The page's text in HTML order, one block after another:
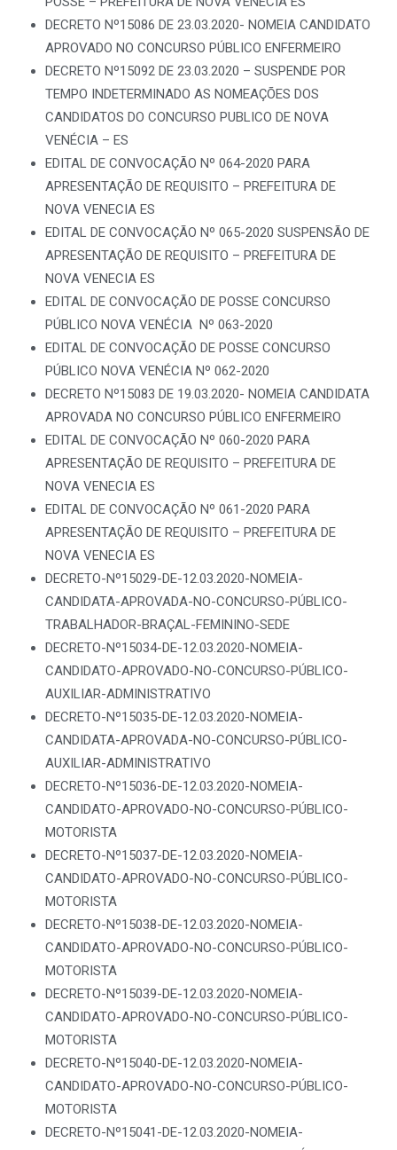
DECRETO Nº15086 DE 23.03.2020- NOMEIA CANDIDATO
APROVADO NO CONCURSO PÚBLICO ENFERMEIRO
DECRETO Nº15092 DE 23.03.2020 – SUSPENDE POR
TEMPO INDETERMINADO AS NOMEAÇÕES DOS
CANDIDATOS DO CONCURSO PUBLICO DE NOVA
VENÉCIA – ES
EDITAL DE CONVOCAÇÃO Nº 064-2020 PARA
APRESENTAÇÃO DE REQUISITO – PREFEITURA DE
NOVA VENECIA ES
EDITAL DE CONVOCAÇÃO Nº 065-2020 SUSPENSÃO DE
APRESENTAÇÃO DE REQUISITO – PREFEITURA DE
NOVA VENECIA ES
EDITAL DE CONVOCAÇÃO DE POSSE CONCURSO
PÚBLICO NOVA VENÉCIA Nº 063-2020
EDITAL DE CONVOCAÇÃO DE POSSE CONCURSO
PÚBLICO NOVA VENÉCIA Nº 062-2020
DECRETO Nº15083 DE 19.03.2020- NOMEIA CANDIDATA
APROVADA NO CONCURSO PÚBLICO ENFERMEIRO
EDITAL DE CONVOCAÇÃO Nº 060-2020 PARA
APRESENTAÇÃO DE REQUISITO – PREFEITURA DE
NOVA VENECIA ES
EDITAL DE CONVOCAÇÃO Nº 061-2020 PARA
APRESENTAÇÃO DE REQUISITO – PREFEITURA DE
NOVA VENECIA ES
DECRETO-Nº15029-DE-12.03.2020-NOMEIA-
CANDIDATA-APROVADA-NO-CONCURSO-PÚBLICO-
TRABALHADOR-BRAÇAL-FEMININO-SEDE
DECRETO-Nº15034-DE-12.03.2020-NOMEIA-
CANDIDATO-APROVADO-NO-CONCURSO-PÚBLICO-
AUXILIAR-ADMINISTRATIVO
DECRETO-Nº15035-DE-12.03.2020-NOMEIA-
CANDIDATA-APROVADA-NO-CONCURSO-PÚBLICO-
AUXILIAR-ADMINISTRATIVO
DECRETO-Nº15036-DE-12.03.2020-NOMEIA-
CANDIDATO-APROVADO-NO-CONCURSO-PÚBLICO-
MOTORISTA
DECRETO-Nº15037-DE-12.03.2020-NOMEIA-
CANDIDATO-APROVADO-NO-CONCURSO-PÚBLICO-
MOTORISTA
DECRETO-Nº15038-DE-12.03.2020-NOMEIA-
CANDIDATO-APROVADO-NO-CONCURSO-PÚBLICO-
MOTORISTA
DECRETO-Nº15039-DE-12.03.2020-NOMEIA-
CANDIDATO-APROVADO-NO-CONCURSO-PÚBLICO-
MOTORISTA
DECRETO-Nº15040-DE-12.03.2020-NOMEIA-
CANDIDATO-APROVADO-NO-CONCURSO-PÚBLICO-
MOTORISTA
DECRETO-Nº15041-DE-12.03.2020-NOMEIA-